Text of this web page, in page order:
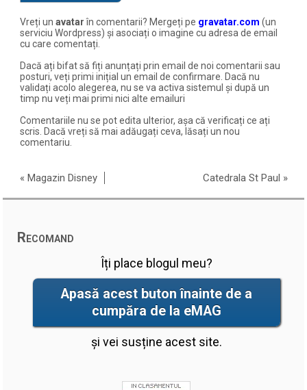
Vreți unavatarîn comentarii? Mergeți pe gravatar.com (un
serviciu Wordpress) și asociați o imagine cu adresa de email
cu care comentați.
Dacă ați bifat să fiți anunțați prin email de noi comentarii sau
posturi, veți primi inițial un email de confirmare. Dacă nu
validați acolo alegerea, nu se va activa sistemul și după un
timp nu veți mai primi nici alte emailuri
Comentariile nu se pot edita ulterior, așa că verificați ce ați
scris. Dacă vreți să mai adăugați ceva, lăsați un nou
comentariu.
«Magazin Disney Catedrala St Paul »
Recomand
Îți place blogul meu?
Apasă acest buton înainte de a
cumpăra de la eMAG
și vei susține acest site.